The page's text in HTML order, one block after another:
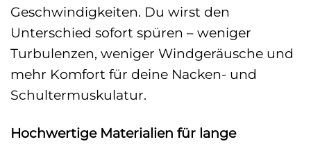
Geschwindigkeiten. Du wirst den
Unterschied sofort spüren – weniger
Turbulenzen, weniger Windgeräusche und
mehr Komfort für deine Nacken- und
Schultermuskulatur.
Hochwertige Materialien für lange